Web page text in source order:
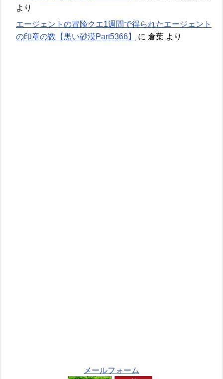
より
エージェントの冒険クエ1週間で得られたエージェント
の印章の数【黒い砂漠Part5366】
に 倉葉 より
メールフォーム